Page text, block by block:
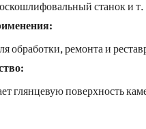
станок и т.
обработки, ремонта и
глянцевую поверхность